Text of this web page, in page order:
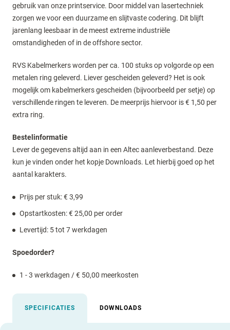
gebruik van onze printservice. Door middel van lasertechniek
zorgen we voor een duurzame en slijtvaste codering. Dit blijft
jarenlang leesbaar in de meest extreme industriële
omstandigheden of in de offshore sector.
RVS Kabelmerkers worden per ca. 100 stuks op volgorde op een
metalen ring geleverd. Liever gescheiden geleverd? Het is ook
mogelijk om kabelmerkers gescheiden (bijvoorbeeld per setje) op
verschillende ringen te leveren. De meerprijs hiervoor is € 1,50 per
extra ring.
Bestelinformatie
Lever de gegevens altijd aan in een Altec aanleverbestand. Deze
kun je vinden onder het kopje Downloads. Let hierbij goed op het
aantal karakters.
Prijs per stuk: € 3,99
Opstartkosten: € 25,00 per order
Levertijd: 5 tot 7 werkdagen
Spoedorder?
1 - 3 werkdagen / € 50,00 meerkosten
SPECIFICATIES DOWNLOADS